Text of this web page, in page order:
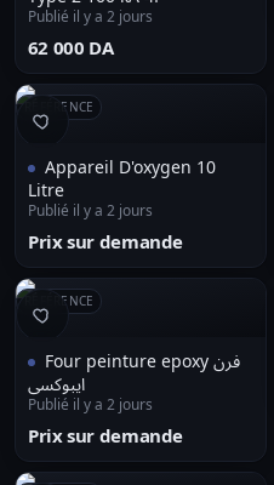
Publié il y a 2 jours
⁦62 000 DA⁩
RÉFÉRENCE
Appareil D'oxygen 10
Litre
Publié il y a 2 jours
Prix sur demande
RÉFÉRENCE
Four peinture epoxy فرن
ايبوكسي
Publié il y a 2 jours
Prix sur demande